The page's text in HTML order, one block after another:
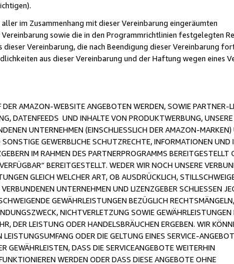
im Zusammenhang mit dieser Vereinbarung eingeräumten
sowie die in den Programmrichtlinien festgelegten
Vereinbarung, die nach Beendigung dieser Vereinbarung
aus dieser Vereinbarung und der Haftung wegen eines
AMAZON-WEBSITE ANGEBOTEN WERDEN, SOWIE PARTNER-
DATENFEEDS UND INHALTE VON PRODUKTWERBUNG,
UNTERNEHMEN (EINSCHLIESSLICH DER AMAZON-MARKEN)
GEWERBLICHE SCHUTZRECHTE, INFORMATIONEN UND
IM RAHMEN DES PARTNERPROGRAMMS BEREITGESTELLT
BEREITGESTELLT. WEDER WIR NOCH UNSERE
GLEICH WELCHER ART, OB AUSDRÜCKLICH,
UNTERNEHMEN UND LIZENZGEBER SCHLIESSEN
GEWÄHRLEISTUNGEN BEZÜGLICH RECHTSMÄNGELN,
NICHTVERLETZUNG SOWIE GEWÄHRLEISTUNGEN
DER LEISTUNG ODER HANDELSBRÄUCHEN ERGEBEN. WIR
ODER DIE GELTUNG EINES SERVICE-
GEWÄHRLEISTEN, DASS DIE SERVICEANGEBOTE WEITERHIN
WERDEN ODER DASS DIESE ANGEBOTE OHNE